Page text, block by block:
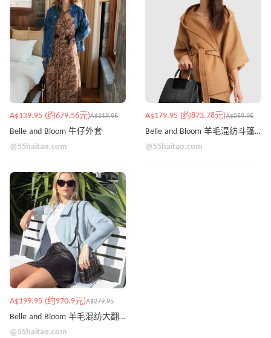
A$139.95 (约679.56元)A$219.95
Belle and Bloom 牛仔外套
@55haitao.com
A$179.95 (约873.78元)A$259.95
Belle and Bloom 羊毛混纺斗篷大衣
@55haitao.com
A$199.95 (约970.9元)A$279.95
Belle and Bloom 羊毛混纺大翻领外套
@55haitao.com